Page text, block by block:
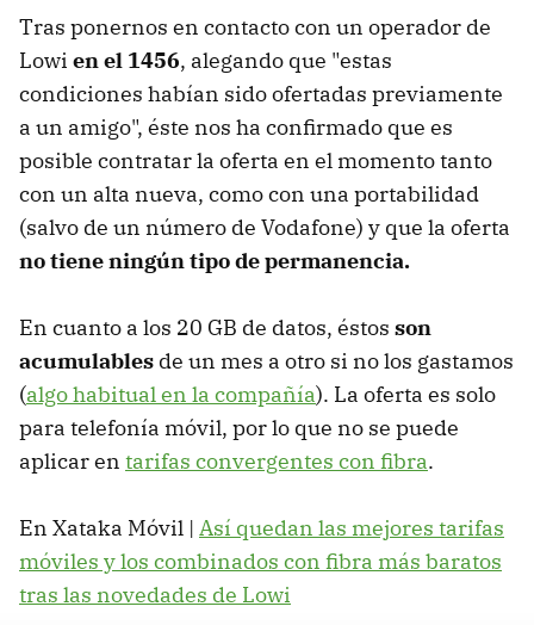
Tras ponernos en contacto con un operador de
Lowi en el 1456, alegando que "estas
condiciones habían sido ofertadas previamente
a un amigo", éste nos ha confirmado que es
posible contratar la oferta en el momento tanto
con un alta nueva, como con una portabilidad
(salvo de un número de Vodafone) y que la oferta
no tiene ningún tipo de permanencia.
En cuanto a los 20 GB de datos, éstos son
acumulables de un mes a otro si no los gastamos
(algo habitual en la compañía). La oferta es solo
para telefonía móvil, por lo que no se puede
aplicar en tarifas convergentes con fibra.
En Xataka Móvil | Así quedan las mejores tarifas
móviles y los combinados con fibra más baratos
tras las novedades de Lowi